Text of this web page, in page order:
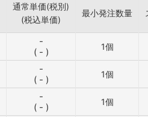
通常単価(税別)
(税込単価)
最小発注数量
-
( - ) 1個
-
( - ) 1個
-
( - ) 1個